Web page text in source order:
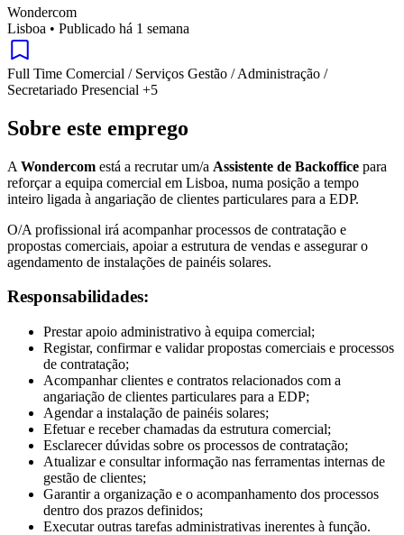
Wondercom
Lisboa • Publicado há 1 semana
Full Time Comercial / Serviços Gestão / Administração /
Secretariado Presencial +5
Sobre este emprego
A Wondercom está a recrutar um/a Assistente de Backoffice para
reforçar a equipa comercial em Lisboa, numa posição a tempo
inteiro ligada à angariação de clientes particulares para a EDP.
O/A profissional irá acompanhar processos de contratação e
propostas comerciais, apoiar a estrutura de vendas e assegurar o
agendamento de instalações de painéis solares.
Responsabilidades:
Prestar apoio administrativo à equipa comercial;
Registar, confirmar e validar propostas comerciais e processos
de contratação;
Acompanhar clientes e contratos relacionados com a
angariação de clientes particulares para a EDP;
Agendar a instalação de painéis solares;
Efetuar e receber chamadas da estrutura comercial;
Esclarecer dúvidas sobre os processos de contratação;
Atualizar e consultar informação nas ferramentas internas de
gestão de clientes;
Garantir a organização e o acompanhamento dos processos
dentro dos prazos definidos;
Executar outras tarefas administrativas inerentes à função.